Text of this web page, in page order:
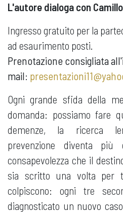
L'autore dialoga con
Ingresso gratuito per la
ad esaurimento posti.
Prenotazione consigliata
mail:
Ogni grande sfida della
domanda: possiamo fare
demenze, la ricerca
prevenzione diventa
consapevolezza che il
sia scritto una volta per
colpiscono: ogni tre
diagnosticato un nuovo